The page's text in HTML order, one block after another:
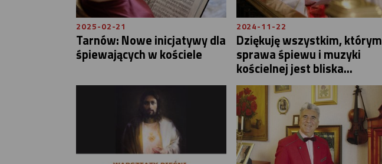
2025-02-21
Tarnów: Nowe inicjatywy dla
śpiewających w kościele
2024-11-22
Dziękuję wszystkim, którym
sprawa śpiewu i muzyki
kościelnej jest bliska...